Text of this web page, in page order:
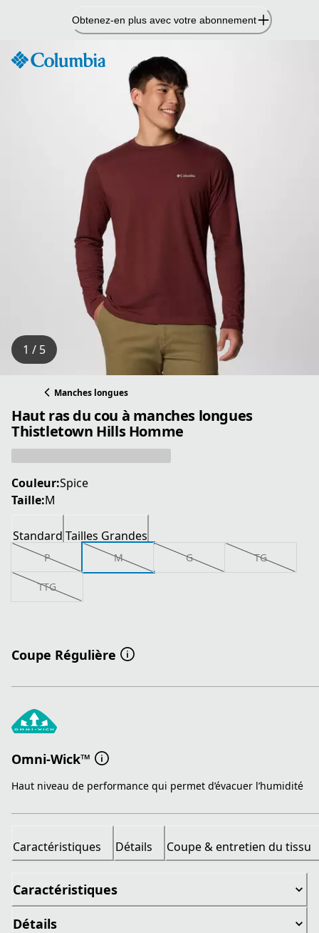
Obtenez-en plus avec votre abonnement
1 / 5
Manches longues
Haut ras du cou à manches longues
Thistletown Hills Homme
Couleur:Spice
Taille:M
Standard Tailles Grandes
P M G TG
TTG
Coupe Régulière
Omni-Wick™
Haut niveau de performance qui permet d’évacuer l’humidité
Caractéristiques Détails Coupe & entretien du tissu
Caractéristiques
Détails